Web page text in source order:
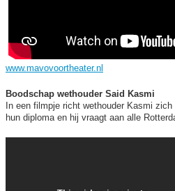
www.mavovoortheater.nl
Boodschap wethouder Said Kasmi
In een filmpje richt wethouder Kasmi
hun diploma en hij vraagt aan alle